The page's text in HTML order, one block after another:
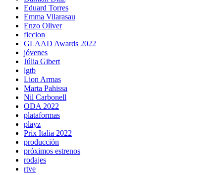
Eduard Torres
Emma Vilarasau
Enzo Oliver
ficcion
GLAAD Awards 2022
jóvenes
Júlia Gibert
lgtb
Lion Armas
Marta Pahissa
Nil Carbonell
ODA 2022
plataformas
playz
Prix Italia 2022
producción
próximos estrenos
rodajes
rtve